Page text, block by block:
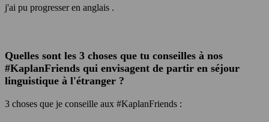
j'ai pu progresser en anglais .
Quelles sont les 3 choses que tu conseilles à nos
#KaplanFriends qui envisagent de partir en séjour
linguistique à l'étranger ?
3 choses que je conseille aux #KaplanFriends :